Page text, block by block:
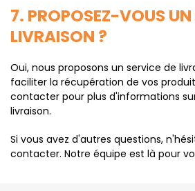
7. PROPOSEZ-VOUS UN
LIVRAISON ?
Oui, nous proposons un service de
faciliter la récupération de vos
contacter pour plus d'informations
livraison.
Si vous avez d'autres questions,
contacter. Notre équipe est là pour